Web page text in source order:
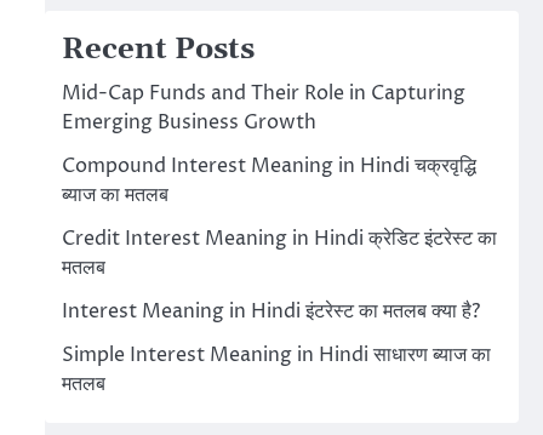
Recent Posts
Mid-Cap Funds and Their Role in Capturing
Emerging Business Growth
Compound Interest Meaning in Hindi चक्रवृद्धि
ब्याज का मतलब
Credit Interest Meaning in Hindi क्रेडिट इंटरेस्ट का
मतलब
Interest Meaning in Hindi इंटरेस्ट का मतलब क्या है?
Simple Interest Meaning in Hindi साधारण ब्याज का
मतलब